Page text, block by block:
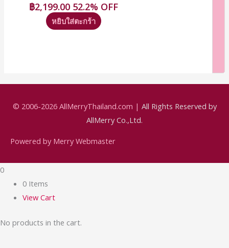
฿2,199.00 52.2% OFF
หยิบใส่ตะกร้า
© 2006-2026 AllMerryThailand.com | All Rights Reserved by
AllMerry Co.,Ltd.
Powered by Merry Webmaster
0
0 Items
View Cart
No products in the cart.